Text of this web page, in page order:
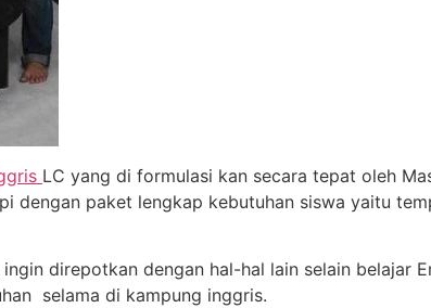
LC yang di formulasi kan secara tepat oleh
dengan paket lengkap kebutuhan siswa yaitu
direpotkan dengan hal-hal lain selain belajar
selama di kampung inggris.